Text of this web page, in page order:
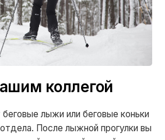
коллегой
лыжи или беговые коньки
После лыжной прогулки вы